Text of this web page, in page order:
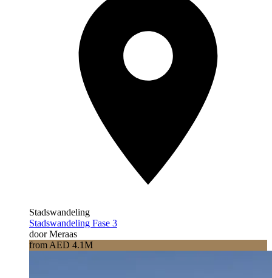
Stadswandeling
Stadswandeling Fase 3
door Meraas
from AED 4.1M